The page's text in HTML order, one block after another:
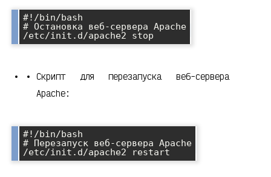
#!/bin/bash
# Остановка веб-сервера Apache
Скрипт для перезапуска веб-сервера
Apache:
#!/bin/bash
# Перезапуск веб-сервера Apache